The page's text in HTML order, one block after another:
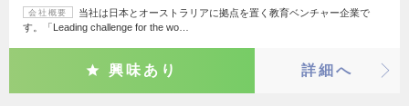
会社概要
当社は日本とオーストラリアに拠点を置く教育ベンチャー企業で
す。「Leading challenge for the wo…
興味あり 詳細へ